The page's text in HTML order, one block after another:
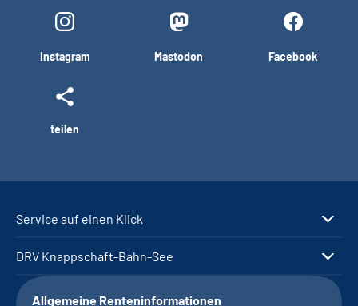
Instagram Mastodon Facebook
teilen
Service auf einen Klick
DRV Knappschaft-Bahn-See
Allgemeine Renteninformationen